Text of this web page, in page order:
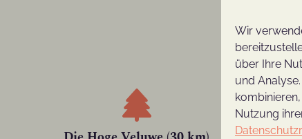
Wir
über Ihre
und
Nutzung